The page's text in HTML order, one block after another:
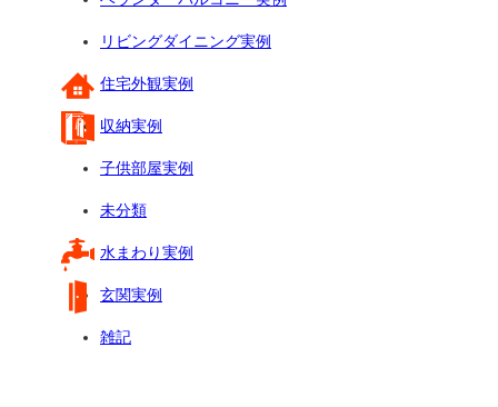
リビングダイニング実例
住宅外観実例
収納実例
子供部屋実例
未分類
水まわり実例
玄関実例
雑記